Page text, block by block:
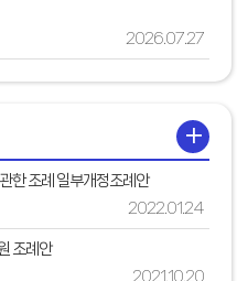
2026.07.27
+
한 조례 일부개정조례안
2022.01.24
조례안
2021.10.20